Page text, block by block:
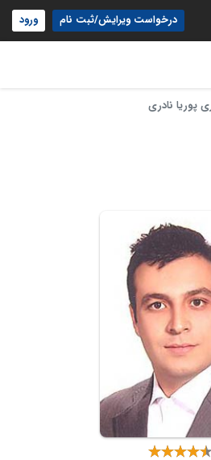
درخواست ویرایش/ثبت نام ورود
پوریا نادری